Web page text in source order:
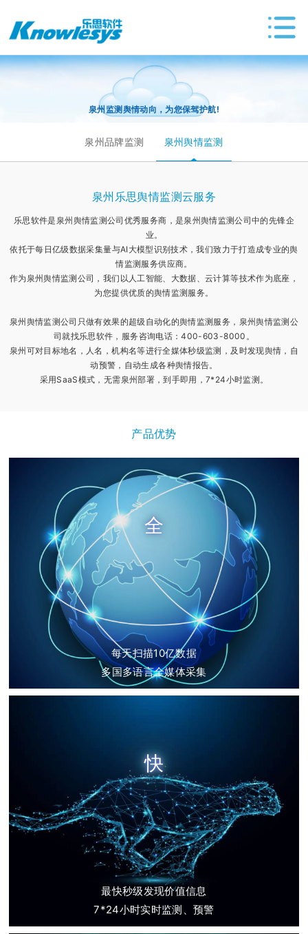
泉州监测舆情动向，为您保驾护航!
泉州品牌监测 泉州舆情监测
泉州乐思舆情监测云服务
乐思软件是泉州舆情监测公司优秀服务商，是泉州舆情监测公司中的先锋企
业。
依托于每日亿级数据采集量与AI大模型识别技术，我们致力于打造成专业的舆
情监测服务供应商。
作为泉州舆情监测公司，我们以人工智能、大数据、云计算等技术作为底座，
为您提供优质的舆情监测服务。
泉州舆情监测公司只做有效果的超级自动化的舆情监测服务，泉州舆情监测公
司就找乐思软件，服务咨询电话：400-603-8000。
泉州可对目标地名，人名，机构名等进行全媒体秒级监测，及时发现舆情，自
动预警，自动生成各种舆情报告。
采用SaaS模式，无需泉州部署，到手即用，7*24小时监测。
产品优势
全
每天扫描10亿数据
多国多语言全媒体采集
快
最快秒级发现价值信息
7*24小时实时监测、预警